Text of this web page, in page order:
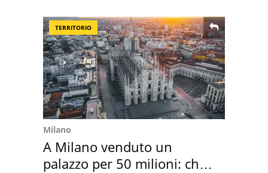
TERRITORIO
Milano
A Milano venduto un
palazzo per 50 milioni: chi